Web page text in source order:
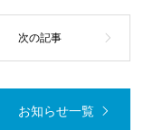
お知らせ一覧